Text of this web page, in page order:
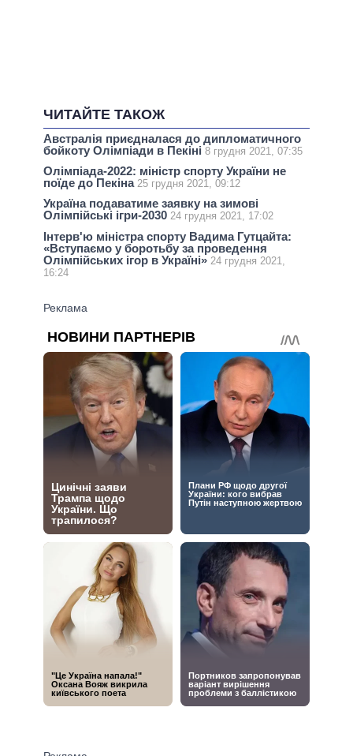
ЧИТАЙТЕ ТАКОЖ
Австралія приєдналася до дипломатичного
бойкоту Олімпіади в Пекіні 8 грудня 2021, 07:35
Олімпіада-2022: міністр спорту України не
поїде до Пекіна 25 грудня 2021, 09:12
Україна подаватиме заявку на зимові
Олімпійські ігри-2030 24 грудня 2021, 17:02
Інтерв'ю міністра спорту Вадима Гутцайта:
«Вступаємо у боротьбу за проведення
Олімпійських ігор в Україні» 24 грудня 2021,
16:24